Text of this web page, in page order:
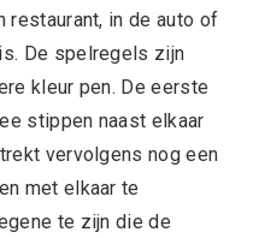
restaurant, in de auto of
De spelregels zijn
kleur pen. De eerste
stippen naast elkaar
vervolgens nog een
met elkaar te
te zijn die de